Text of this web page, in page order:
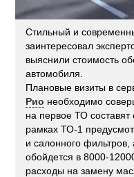
Стильный и
заинтересовал
выяснили стоимость
автомобиля.
Плановые визиты в
Рио необходимо
на первое ТО
рамках ТО-1
и салонного фильтров,
обойдется в 8000-
расходы на замену